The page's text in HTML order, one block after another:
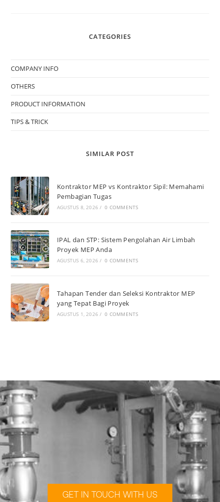
CATEGORIES
COMPANY INFO
OTHERS
PRODUCT INFORMATION
TIPS & TRICK
SIMILAR POST
Kontraktor MEP vs Kontraktor Sipil: Memahami
Pembagian Tugas
AGUSTUS 8, 2026 / 0 COMMENTS
IPAL dan STP: Sistem Pengolahan Air Limbah
Proyek MEP Anda
AGUSTUS 6, 2026 / 0 COMMENTS
Tahapan Tender dan Seleksi Kontraktor MEP
yang Tepat Bagi Proyek
AGUSTUS 1, 2026 / 0 COMMENTS
GET IN TOUCH WITH US